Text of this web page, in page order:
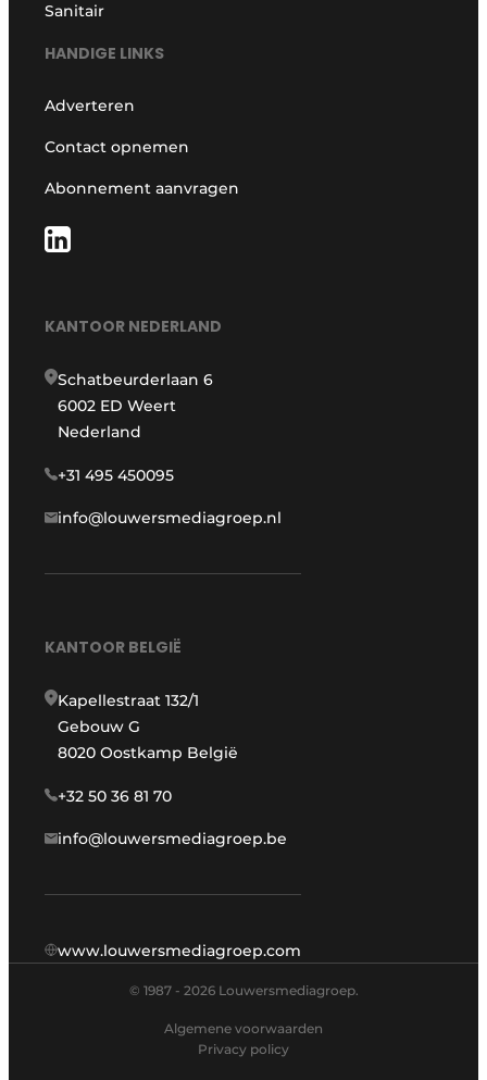
Sanitair
HANDIGE LINKS
Adverteren
Contact opnemen
Abonnement aanvragen
KANTOOR NEDERLAND
Schatbeurderlaan 6
6002 ED Weert
Nederland
+31 495 450095
info@louwersmediagroep.nl
KANTOOR BELGIË
Kapellestraat 132/1
Gebouw G
8020 Oostkamp België
+32 50 36 81 70
info@louwersmediagroep.be
www.louwersmediagroep.com
© 1987 - 2026 Louwersmediagroep.
Algemene voorwaarden
Privacy policy